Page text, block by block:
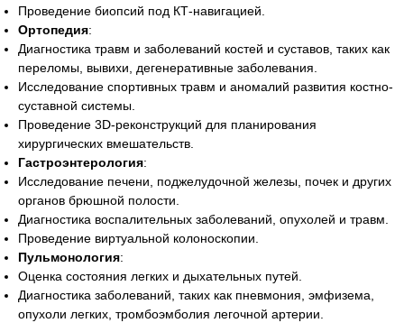
Проведение биопсий под КТ-навигацией.
Ортопедия:
Диагностика травм и заболеваний костей и суставов, таких как
переломы, вывихи, дегенеративные заболевания.
Исследование спортивных травм и аномалий развития костно-
суставной системы.
Проведение 3D-реконструкций для планирования
хирургических вмешательств.
Гастроэнтерология:
Исследование печени, поджелудочной железы, почек и других
органов брюшной полости.
Диагностика воспалительных заболеваний, опухолей и травм.
Проведение виртуальной колоноскопии.
Пульмонология:
Оценка состояния легких и дыхательных путей.
Диагностика заболеваний, таких как пневмония, эмфизема,
опухоли легких, тромбоэмболия легочной артерии.